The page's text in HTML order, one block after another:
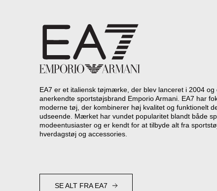
EA7 er et italiensk tøjmærke, der blev lanceret i 2004 og
anerkendte sportstøjsbrand Emporio Armani. EA7 har
moderne tøj, der kombinerer høj kvalitet og funktionelt
udseende. Mærket har vundet popularitet blandt både
modeentusiaster og er kendt for at tilbyde alt fra
hverdagstøj og accessories.
SE ALT FRA EA7